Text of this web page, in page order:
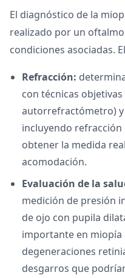
El diagnóstico de la
realizado por un
condiciones asociadas.
Refracción:
con técnicas
autorrefractómetro) y
incluyendo refracción
obtener la medida
acomodación.
Evaluación de la
medición de presión
de ojo con pupila
importante en
degeneraciones
desgarros que